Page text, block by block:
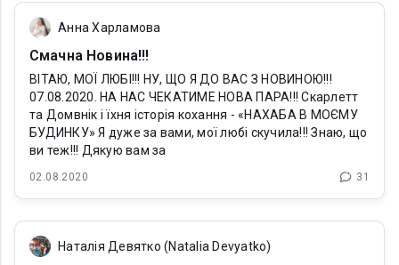
Анна Харламова
Смачна Новина!!!
ВІТАЮ, МОЇ ЛЮБІ!!! НУ, ЩО Я ДО ВАС З НОВИНОЮ!!!
07.08.2020. НА НАС ЧЕКАТИМЕ НОВА ПАРА!!! Скарлетт
та Домвнік і їхня історія кохання - «НАХАБА В МОЄМУ
БУДИНКУ» Я дуже за вами, мої любі скучила!!! Знаю, що
ви теж!!! Дякую вам за
02.08.2020 31
Наталія Девятко (Natalia Devyatko)